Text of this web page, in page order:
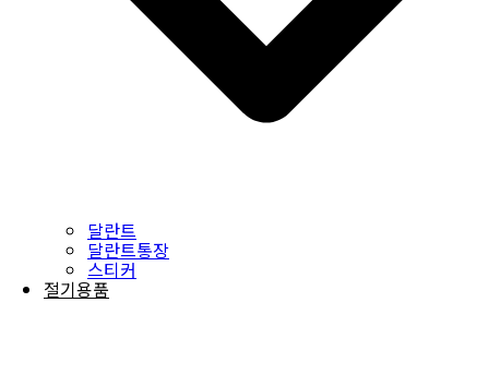
달란트
달란트통장
스티커
절기용품